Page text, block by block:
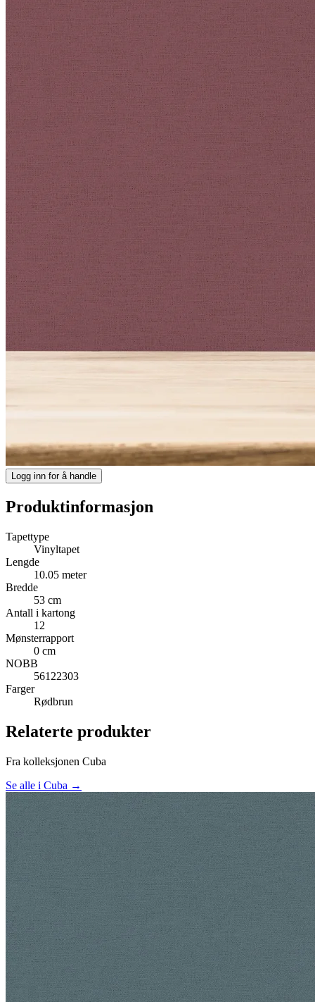
Logg inn for å handle
Produktinformasjon
Tapettype
Vinyltapet
Lengde
10.05 meter
Bredde
53 cm
Antall i kartong
12
Mønsterrapport
0 cm
NOBB
56122303
Farger
Rødbrun
Relaterte produkter
Fra kolleksjonen Cuba
Se alle i Cuba →